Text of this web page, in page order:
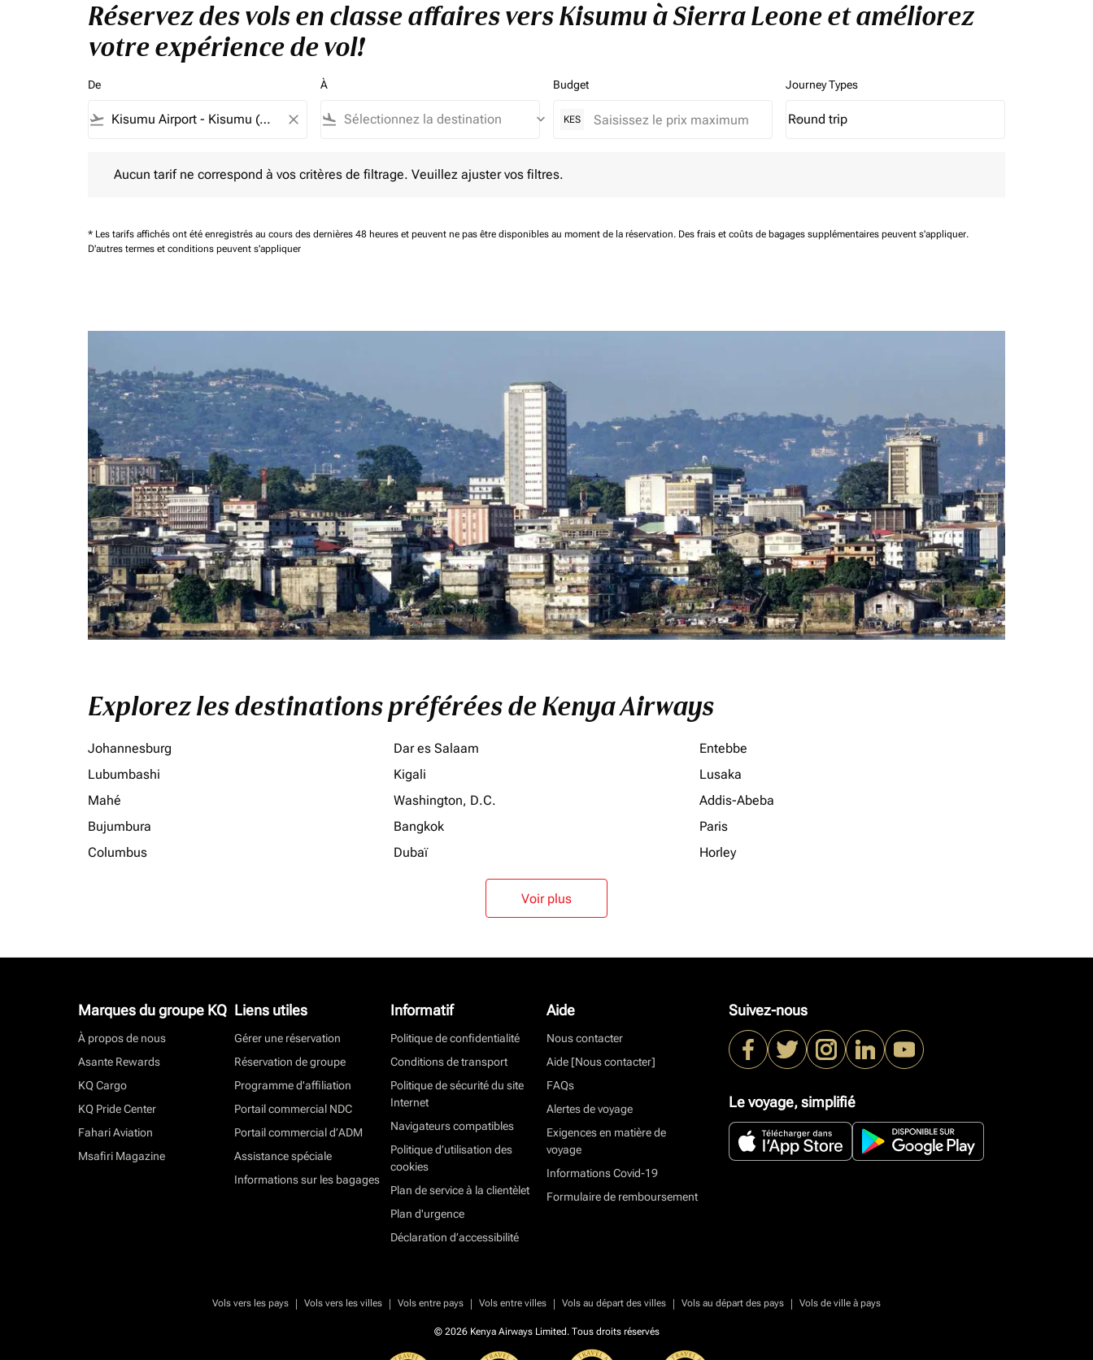
Réservez des vols en classe affaires vers Kisumu à Sierra Leone et améliorez
votre expérience de vol!
De
flight_takeoff close
À
flight_land keyboard_arrow_down
Budget
KES
Journey Types
Journey Types option Round trip Selected
Round trip
keyboard_arrow_down
Aucun tarif ne correspond à vos critères de filtrage. Veuillez ajuster vos filtres.
* Les tarifs affichés ont été enregistrés au cours des dernières 48 heures et peuvent ne pas être disponibles au moment de la réservation. Des frais et coûts de bagages supplémentaires peuvent s'appliquer.
D'autres termes et conditions peuvent s'appliquer
Explorez les destinations préférées de Kenya Airways
Johannesburg Dar es Salaam
Entebbe
Lubumbashi
Kigali
Lusaka
Mahé
Washington, D.C.
Addis-Abeba
Bujumbura
Bangkok
Paris
Columbus
Dubaï Horley
Voir plus
Marques du groupe KQ
À propos de nous
Asante Rewards
KQ Cargo
KQ Pride Center
Fahari Aviation
Msafiri Magazine
Liens utiles
Gérer une réservation
Réservation de groupe
Programme d'affiliation
Portail commercial NDC
Portail commercial d’ADM
Assistance spéciale
Informations sur les bagages
Informatif
Politique de confidentialité
Conditions de transport
Politique de sécurité du site
Internet
Navigateurs compatibles
Politique d’utilisation des
cookies
Plan de service à la clientèlet
Plan d'urgence
Déclaration d’accessibilité
Aide
Nous contacter
Aide [Nous contacter]
FAQs
Alertes de voyage
Exigences en matière de
voyage
Informations Covid-19
Formulaire de remboursement
Suivez-nous
Le voyage, simplifié
Vols vers les pays | Vols vers les villes | Vols entre pays | Vols entre villes | Vols au départ des villes | Vols au départ des pays | Vols de ville à pays
© 2026 Kenya Airways Limited. Tous droits réservés